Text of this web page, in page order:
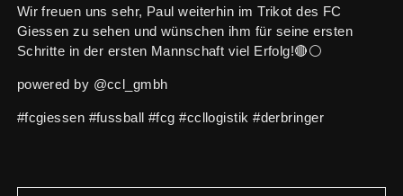
Wir freuen uns sehr, Paul weiterhin im Trikot des FC
Giessen zu sehen und wünschen ihm für seine ersten
Schritte in der ersten Mannschaft viel Erfolg!🔴⚪️
powered by @ccl_gmbh
#fcgiessen #fussball #fcg #ccllogistik #derbringer